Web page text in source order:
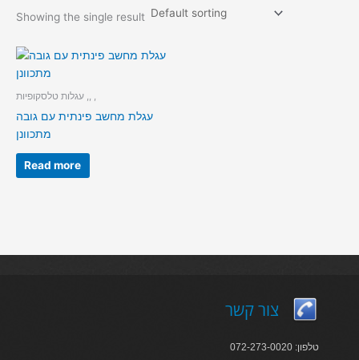
Showing the single result
עגלות טלסקופיות ,, ,
עגלת מחשב פינתית עם גובה
מתכוונן
Read more
צור קשר
טלפון: 072-273-0020